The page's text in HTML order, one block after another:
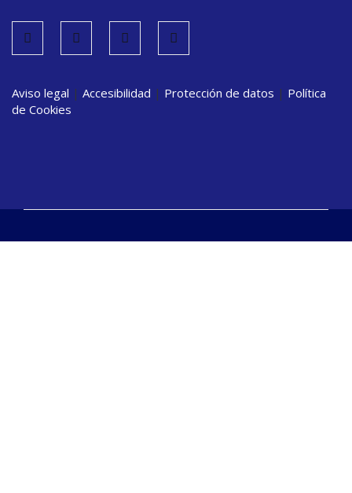
Aviso legal | Accesibilidad | Protección de datos | Política
de Cookies